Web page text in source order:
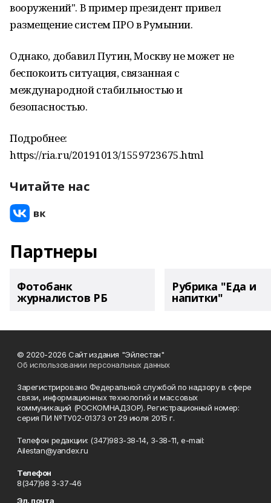
вооружений". В пример президент привел
размещение систем ПРО в Румынии.
Однако, добавил Путин, Москву не может не
беспокоить ситуация, связанная с
международной стабильностью и
безопасностью.
Подробнее:
https://ria.ru/20191013/1559723675.html
Читайте нас
Партнеры
Фотобанк
журналистов РБ
Рубрика "Еда и
напитки"
© 2020-2026 Сайт издания "Эйлестан"
Об использовании персональных данных
Зарегистрировано Федеральной службой по надзору в сфере
связи, информационных технологий и массовых
коммуникаций (РОСКОМНАДЗОР). Регистрационный номер:
серия ПИ №ТУ02-01373 от 29 июля 2015 г.
Телефон редакции: (347)983-38-14, 3-38-11, e-mail:
Ailestan@yandex.ru
Телефон
8(347)98 3-37-46
Эл. почта